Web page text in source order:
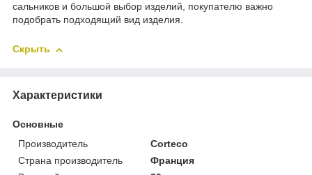
сальников и большой выбор изделий, покупателю важно
подобрать подходящий вид изделия.
Скрыть
Характеристики
Основные
Производитель
Corteco
Страна производитель
Франция